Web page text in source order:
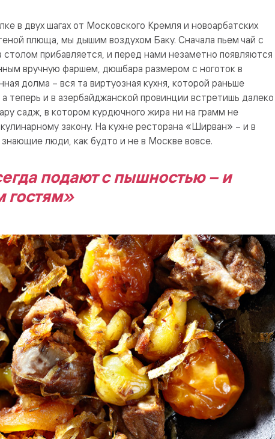
в двух шагах от Московского Кремля и новоарбатских
плюща, мы дышим воздухом Баку. Сначала пьем чай с
прибавляется, и перед нами незаметно появляются
вручную фаршем, дюшбара размером с ноготок в
долма – вся та виртуозная кухня, которой раньше
теперь и в азербайджанской провинции встретишь далеко
садж, в котором курдючного жира ни на грамм не
закону. На кухне ресторана «Ширван» – и в
люди, как будто и не в Москве вовсе.
подают с пышностью – и
гостям»